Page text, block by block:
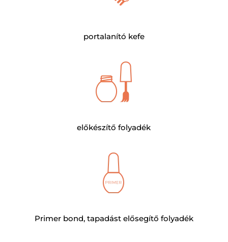
portalanító kefe
előkészítő folyadék
Primer bond, tapadást elősegítő folyadék